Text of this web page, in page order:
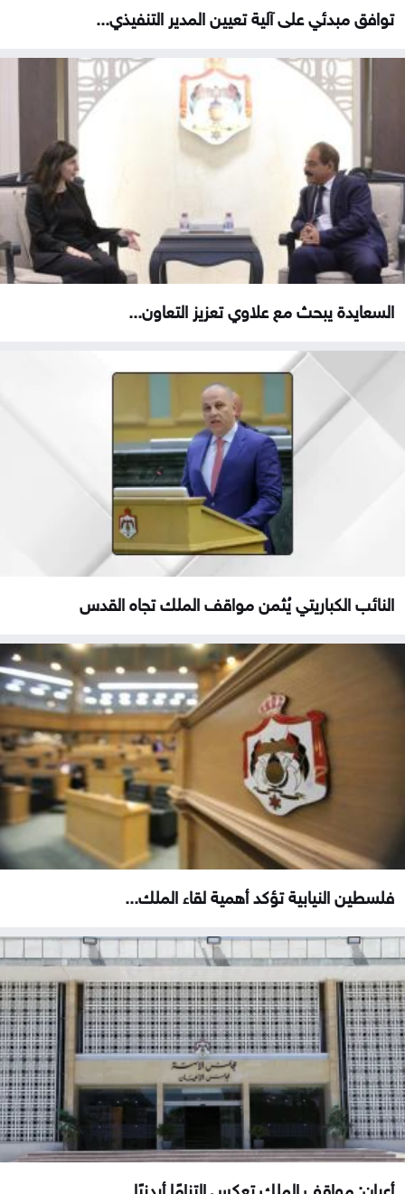
توافق مبدئي على آلية تعيين المدير التنفيذي...
السعايدة يبحث مع علاوي تعزيز التعاون...
النائب الكباريتي يُثمن مواقف الملك تجاه القدس
فلسطين النيابية تؤكد أهمية لقاء الملك...
أعيان: مواقف الملك تعكس التزامًا أردنيًا...